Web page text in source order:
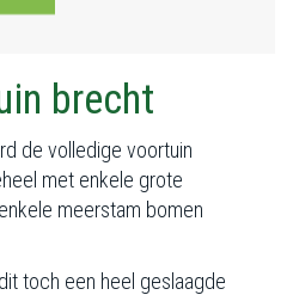
brecht
de volledige voortuin
met enkele grote
meerstam bomen
toch een heel geslaagde